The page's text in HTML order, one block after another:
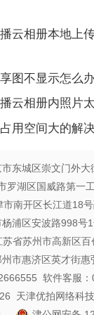
云相册本地上
图不显示怎么
云相册内照片
用空间大的解
东城区崇文门外
罗湖区国威路第一
市南开区长江道18
浦区安波路998号
省苏州市高新区
市惠济区英才街惠
软件客服
天津优拍网络科